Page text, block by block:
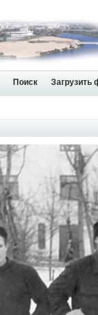
Поиск Загрузить